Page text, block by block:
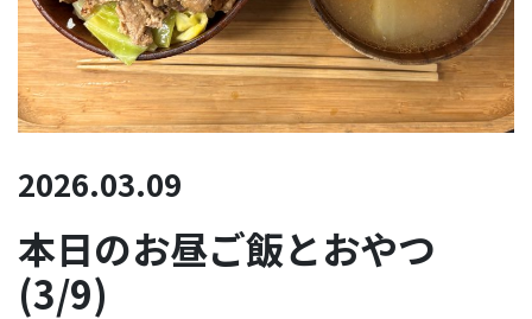
2026.03.09
本日のお昼ご飯とおやつ
(3/9)